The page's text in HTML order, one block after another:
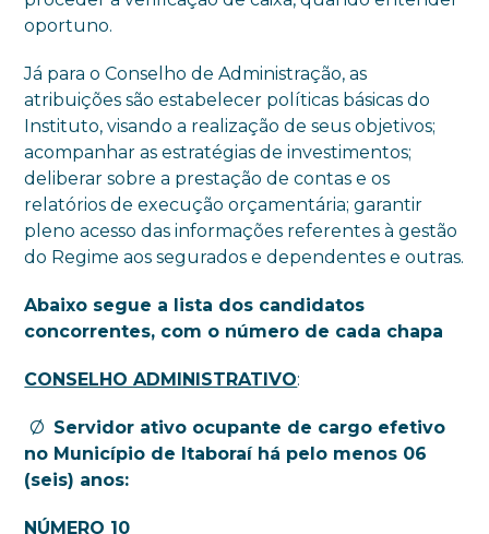
oportuno.
Já para o Conselho de Administração, as
atribuições são estabelecer políticas básicas do
Instituto, visando a realização de seus objetivos;
acompanhar as estratégias de investimentos;
deliberar sobre a prestação de contas e os
relatórios de execução orçamentária; garantir
pleno acesso das informações referentes à gestão
do Regime aos segurados e dependentes e outras.
Abaixo segue a lista dos candidatos
concorrentes, com o número de cada chapa
CONSELHO ADMINISTRATIVO:
Ø Servidor ativo ocupante de cargo efetivo
no Município de Itaboraí há pelo menos 06
(seis) anos:
NÚMERO 10